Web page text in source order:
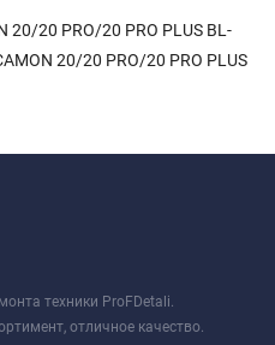
20/20 PRO/20 PRO PLUS BL-
20/20 PRO/20 PRO PLUS
техники ProFDetali.
отличное качество.